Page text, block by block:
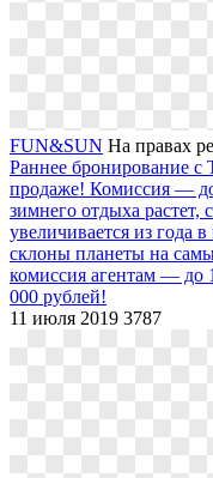
FUN&SUN На правах
Раннее бронирование
продаже! Комиссия —
зимнего отдыха
увеличивается из года
склоны планеты на
комиссия агентам — до
000 рублей!
11 июля 2019 3787